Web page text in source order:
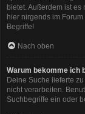
bietet. Außerdem ist
hier nirgends im
Begriffe!
Nach oben
Warum bekomme ich
Deine Suche lieferte
nicht verarbeiten.
Suchbegriffe ein oder